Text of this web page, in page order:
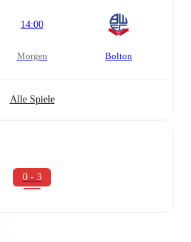
14:00
morgen Bolton
Alle Spiele
0 - 3